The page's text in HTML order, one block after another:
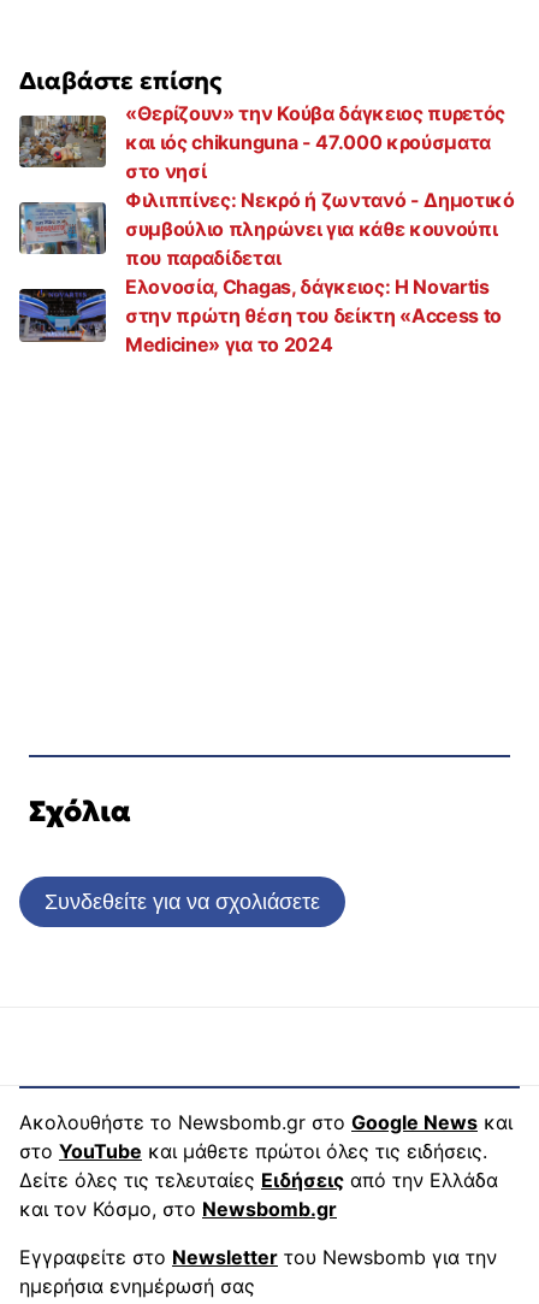
Διαβάστε επίσης
«Θερίζουν» την Κούβα δάγκειος πυρετός
και ιός chikunguna - 47.000 κρούσματα
στο νησί
Φιλιππίνες: Νεκρό ή ζωντανό - Δημοτικό
συμβούλιο πληρώνει για κάθε κουνούπι
που παραδίδεται
Ελονοσία, Chagas, δάγκειος: Η Novartis
στην πρώτη θέση του δείκτη «Access to
Medicine» για το 2024
Σχόλια
Συνδεθείτε για να σχολιάσετε
Ακολουθήστε το Newsbomb.gr στο Google News και
στο YouTube και μάθετε πρώτοι όλες τις ειδήσεις.
Δείτε όλες τις τελευταίες Ειδήσεις από την Ελλάδα
και τον Κόσμο, στο Newsbomb.gr
Εγγραφείτε στο Newsletter του Newsbomb για την
ημερήσια ενημέρωσή σας